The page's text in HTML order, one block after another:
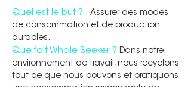
Quel est le but ? : Assurer des modes
de consommation et de production
durables.
Que fait Whale Seeker ? Dans notre
environnement de travail, nous recyclons
tout ce que nous pouvons et pratiquons